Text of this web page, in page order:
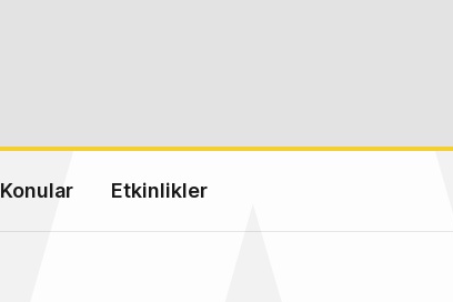
Konular Etkinlikler